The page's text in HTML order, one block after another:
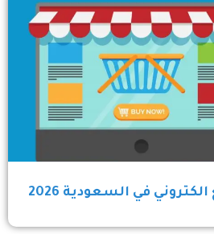
في السعودية 2026